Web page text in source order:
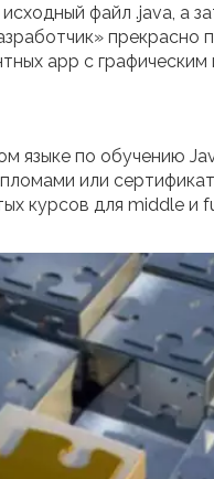
файл .java, а
прекрасно
app с
языке по обучению
или
курсов для middle